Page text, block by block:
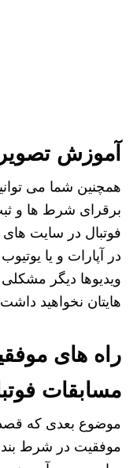
آموزش
همچنین شما می
برقرای شرط ها و
فوتبال در سایت
در آپارات و یا
ویدیوها دیگر
هایتان نخواهید
راه های
مسابقات
موضوع بعدی که قصد
موفقیت در شرط